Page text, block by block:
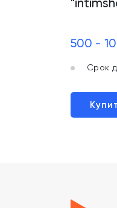
500 -
Срок